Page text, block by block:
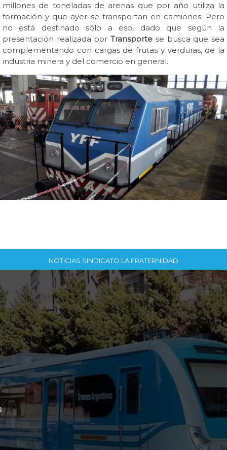
millones de toneladas de arenas que por año utiliza la
formación y que ayer se transportan en camiones. Pero
no está destinado sólo a eso, dado que según la
presentación realizada porTransporte se busca que sea
complementando con cargas de frutas y verduras, de la
industria minera y del comercio en general.
NOTICIAS SINDICATO LA FRATERNIDAD